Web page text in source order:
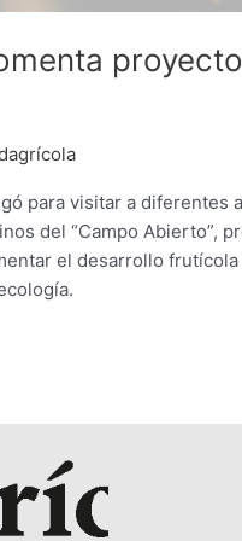
para visitar a diferentes
del “Campo Abierto”,
el desarrollo